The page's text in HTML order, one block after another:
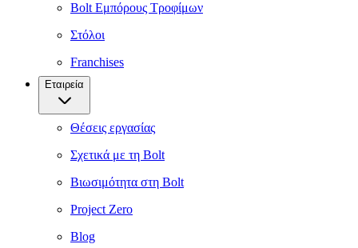
Bolt Εμπόρους Τροφίμων
Στόλοι
Franchises
Εταιρεία
Θέσεις εργασίας
Σχετικά με τη Bolt
Βιωσιμότητα στη Bolt
Project Zero
Blog